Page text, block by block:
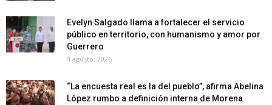
Evelyn Salgado llama a fortalecer el servicio
público en territorio, con humanismo y amor por
Guerrero
4 agosto, 2026
“La encuesta real es la del pueblo”, afirma Abelina
López rumbo a definición interna de Morena